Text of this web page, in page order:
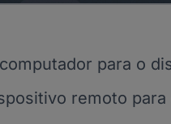
para o
remoto